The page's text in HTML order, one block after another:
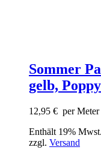
Sommer
gelb,
12,95 € per Meter
Enthält 19% Mwst.
zzgl. Versand